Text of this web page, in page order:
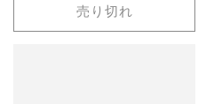
格
ル
価
売り切れ